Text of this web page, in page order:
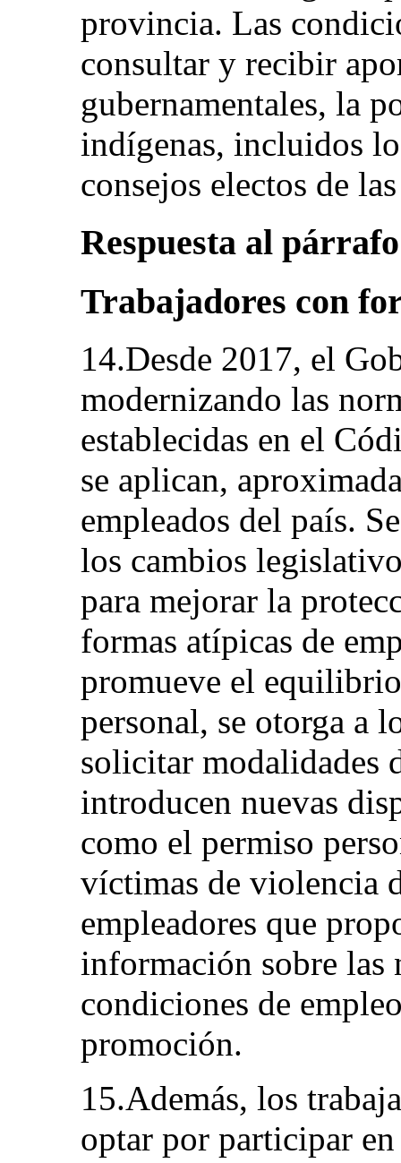
provincia. Las
consultar y recibir
gubernamentales, la
indígenas, incluidos
consejos electos de
Respuesta al
Trabajadores con
14.Desde 2017, el
modernizando las
establecidas en el
se aplican,
empleados del país.
los cambios
para mejorar la
formas atípicas de
promueve el
personal, se otorga a
solicitar modalidades
introducen nuevas
como el permiso
víctimas de violencia
empleadores que
información sobre las
condiciones de
promoción.
15.Además, los
optar por participar